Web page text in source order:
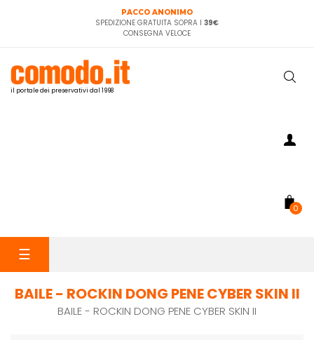
PACCO ANONIMO
SPEDIZIONE GRATUITA SOPRA I 39€
CONSEGNA VELOCE
il portale dei preservativi dal 1998
0
navigazione
☰
BAILE - ROCKIN DONG PENE CYBER SKIN II
BAILE - ROCKIN DONG PENE CYBER SKIN II